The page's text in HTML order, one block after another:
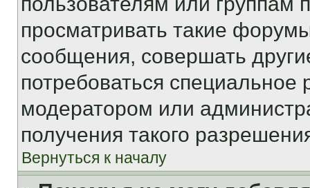
просматривать такие
сообщения, совершать
потребоваться
модератором или
получения такого
Вернуться к началу